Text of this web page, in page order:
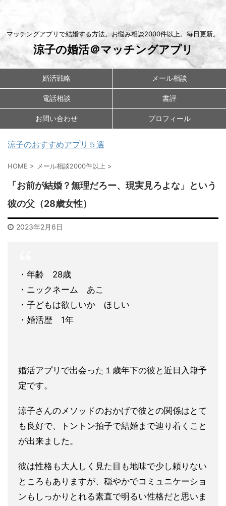
マッチングアプリで結婚する方法。お悩み相談2000件以上。毎日更新。
涼子の婚活＠マッチングアプリ
婚活戦略 メール相談
電話相談 書評
お問い合わせ プロフィール
涼子のおすすめアプリ５選
HOME > メール相談2000件以上 >
「お前が結婚？無理だろー、現実見ろよな」という
彼の父（28歳女性）
2023年2月6日
・年齢 28歳
・ニックネーム あこ
・子どもは欲しいか ほしい
・婚活歴 1年
婚活アプリで出会った１歳年下の彼と近日入籍予
定です。
涼子さんのメソッドのおかげで彼との関係はとて
も良好で、トント ン拍子で結婚まで辿り着くこと
が出来ました。
彼は性格も大人しく見た目も地味で少し頼りない
ところもありますが、穏やかでコミュニケーショ
ンもしっかりとれる素直で明るい性格だと思いま